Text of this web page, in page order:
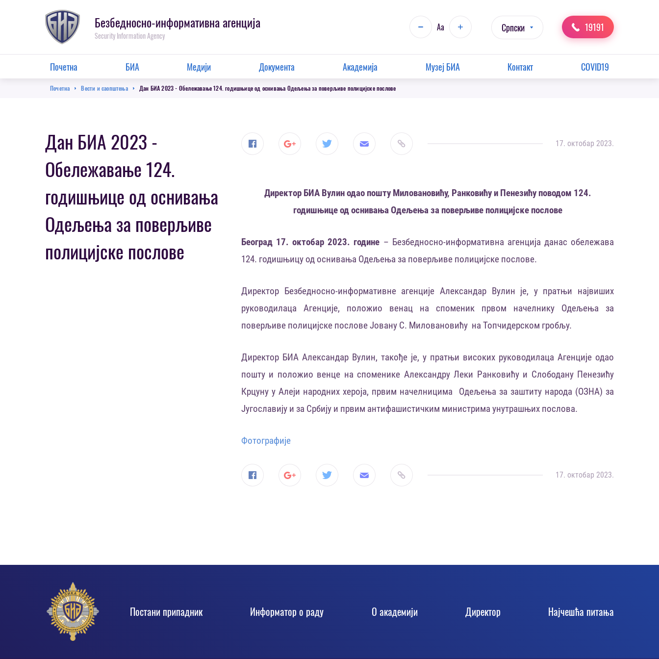
Безбедносно-информативна агенција
Security Information Agency
Aa Српски 19191
Main
Menu
Почетна БИА Медији Документа Академија Музеј БИА Контакт COVID19
Breadcrumb
Почетна Вести и саопштења Дан БИА 2023 - Обележавање 124. годишњице од оснивања Одељења за поверљиве полицијске послове
Дан БИА 2023 -
Обележавање 124.
годишњице од оснивања
Одељења за поверљиве
полицијске послове
17. октобар 2023.
Директор БИА Вулин одао пошту Миловановићу, Ранковићу и Пенезићу поводом 124.
годишњице од оснивања Одељења за поверљиве полицијске послове
Београд 17. октобар 2023. године – Безбедносно-информативна агенција данас обележава
124. годишњицу од оснивања Одељења за поверљиве полицијске послове.
Директор Безбедносно-информативне агенције Александар Вулин је, у пратњи највиших
руководилаца Агенције, положио венац на споменик првом начелнику Одељења за
поверљиве полицијске послове Јовану С. Миловановићу на Топчидерском гробљу.
Директор БИА Александар Вулин, такође је, у пратњи високих руководилаца Агенције одао
пошту и положио венце на споменике Александру Леки Ранковићу и Слободану Пенезићу
Крцуну у Алеји народних хероја, првим начелницима Одељења за заштиту народа (ОЗНА) за
Југославију и за Србију и првим антифашистичким министрима унутрашњих послова.
Фотографије
17. октобар 2023.
Footer
Постани припадник Информатор о раду О академији Директор Најчешћа питања